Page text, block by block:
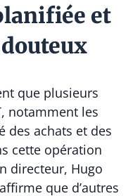
et
que plusieurs
notamment les
des achats et des
cette opération
directeur, Hugo
que d’autres